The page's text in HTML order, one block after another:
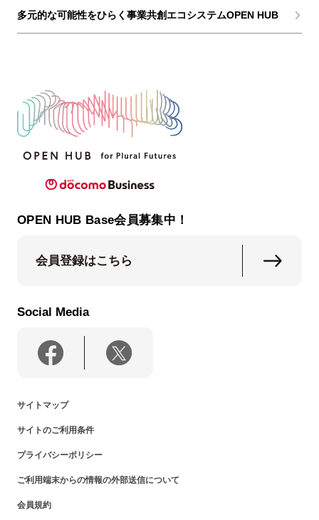
多元的な可能性をひらく事業共創エコシステムOPEN HUB
OPEN HUB Base会員募集中！
会員登録はこちら
Social Media
サイトマップ
サイトのご利用条件
プライバシーポリシー
ご利用端末からの情報の外部送信について
会員規約